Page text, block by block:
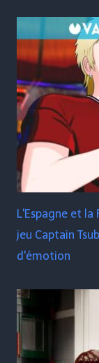
L'Espagne et
jeu Captain
d'émotion